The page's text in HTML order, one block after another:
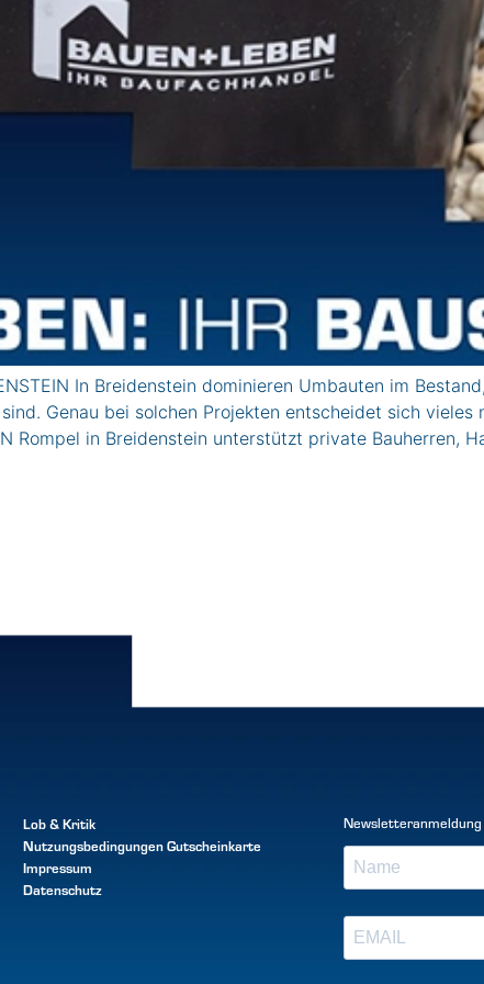
In Breidenstein dominieren Umbauten im
Genau bei solchen Projekten entscheidet sich
Rompel in Breidenstein unterstützt private Bauherren,
Lob & Kritik
NutzungsbedingungenGutscheinkarte
Impressum
Datenschutz
Newsletteranmeldung